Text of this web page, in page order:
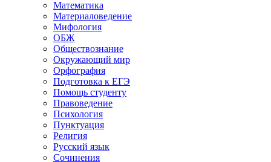
Математика
Материаловедение
Мифология
ОБЖ
Обществознание
Окружающий мир
Орфография
Подготовка к ЕГЭ
Помощь студенту
Правоведение
Психология
Пунктуация
Религия
Русский язык
Сочинения